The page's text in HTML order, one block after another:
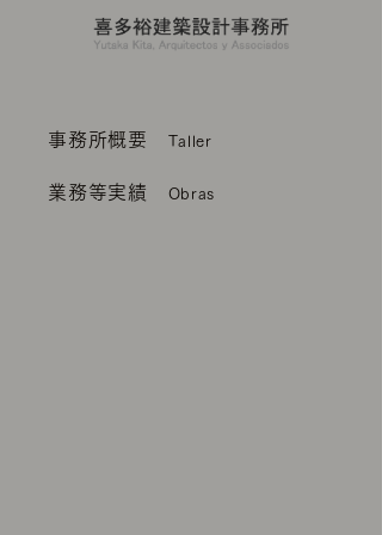
事務所概要 Taller
業務等実績 Obras